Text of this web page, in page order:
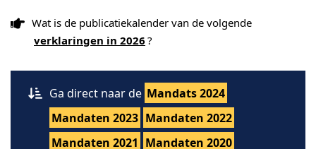
Wat is de publicatiekalender van de volgende
verklaringen in 2026 ?
Ga direct naar de Mandats 2024
Mandaten 2023 Mandaten 2022
Mandaten 2021 Mandaten 2020